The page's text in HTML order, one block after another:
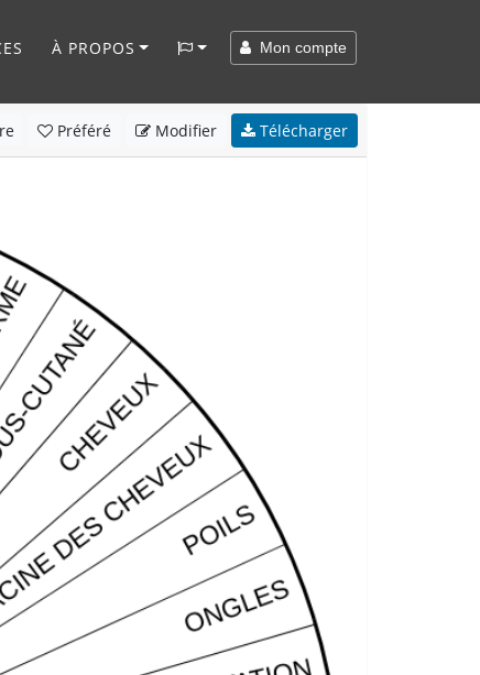
À PROPOS Mon compte
Préféré Modifier Télécharger